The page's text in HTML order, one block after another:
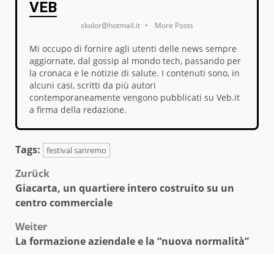
VEB
skolor@hotmail.it • More Posts
Mi occupo di fornire agli utenti delle news sempre
aggiornate, dal gossip al mondo tech, passando per
la cronaca e le notizie di salute. I contenuti sono, in
alcuni casi, scritti da più autori
contemporaneamente vengono pubblicati su Veb.it
a firma della redazione.
Tags: festival sanremo
Beitragsnavigation
Zurück
Giacarta, un quartiere intero costruito su un
centro commerciale
Weiter
La formazione aziendale e la “nuova normalità”